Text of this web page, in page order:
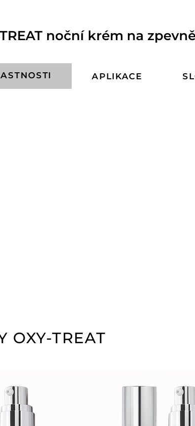
TREAT noční krém na
APLIKACE
OXY-TREAT